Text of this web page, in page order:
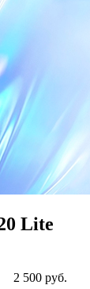
Lite
2 500 руб.